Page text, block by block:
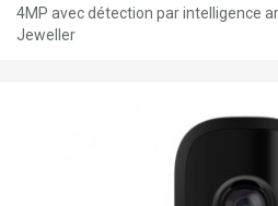
4MP avec détection par intelligence
Jeweller